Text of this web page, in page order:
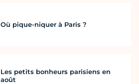
Où pique-niquer à Paris ?
Les petits bonheurs parisiens en
août